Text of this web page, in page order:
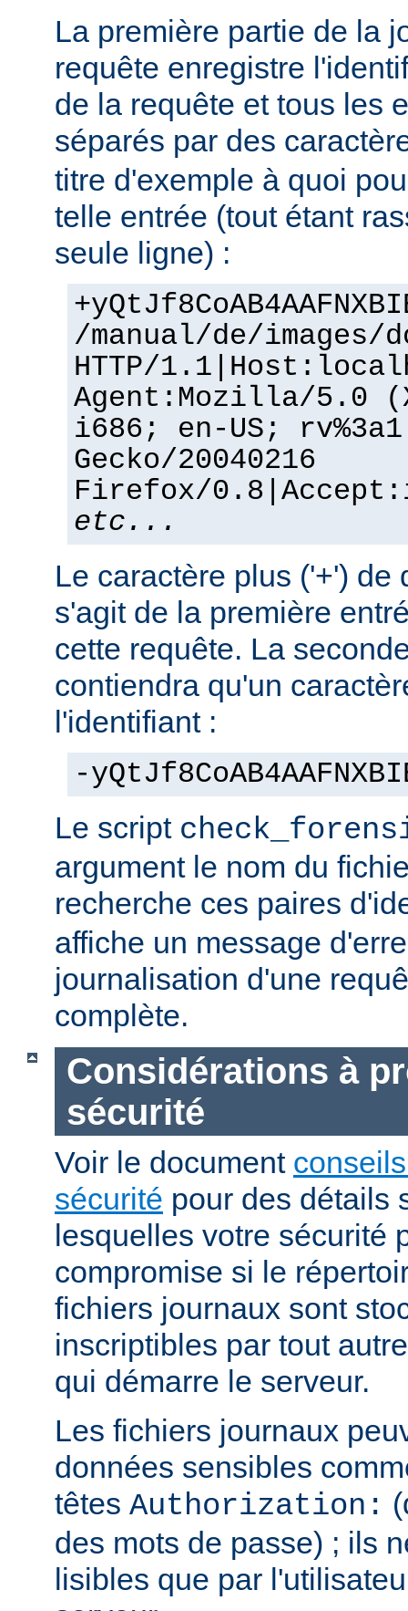
La première partie de la
requête enregistre
de la requête et tous les
séparés par des
titre d'exemple à quoi
telle entrée (tout étant
seule ligne) :
/manual/de/images/
HTTP/
Agent:Mozilla/5.0
i686; en-US;
Gecko/20040216
Firefox/
etc...
Le caractère plus ('+') de
s'agit de la première
cette requête. La
contiendra qu'un
l'identifiant :
-
Le script
argument le nom du
recherche ces paires
affiche un message
journalisation d'une
complète.
Considérations à
sécurité
Voir le document
sécurité pour des détails
lesquelles votre sécurité
compromise si le
fichiers journaux sont
inscriptibles par tout
qui démarre le serveur.
Les fichiers journaux
données sensibles
têtes Authorization:
des mots de passe) ; ils
lisibles que par